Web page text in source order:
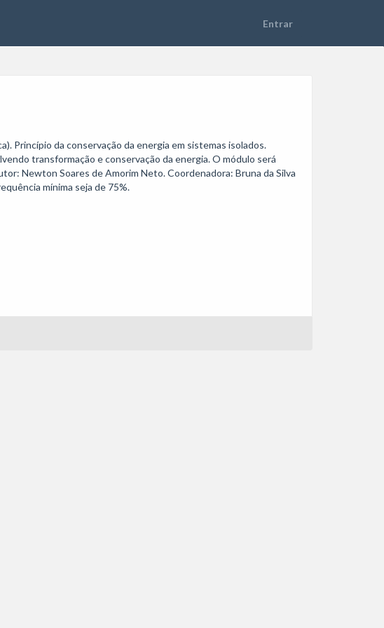
Princípio da conservação da energia em sistemas isolados.
transformação e conservação da energia. O módulo será
Newton Soares de Amorim Neto. Coordenadora: Bruna da Silva